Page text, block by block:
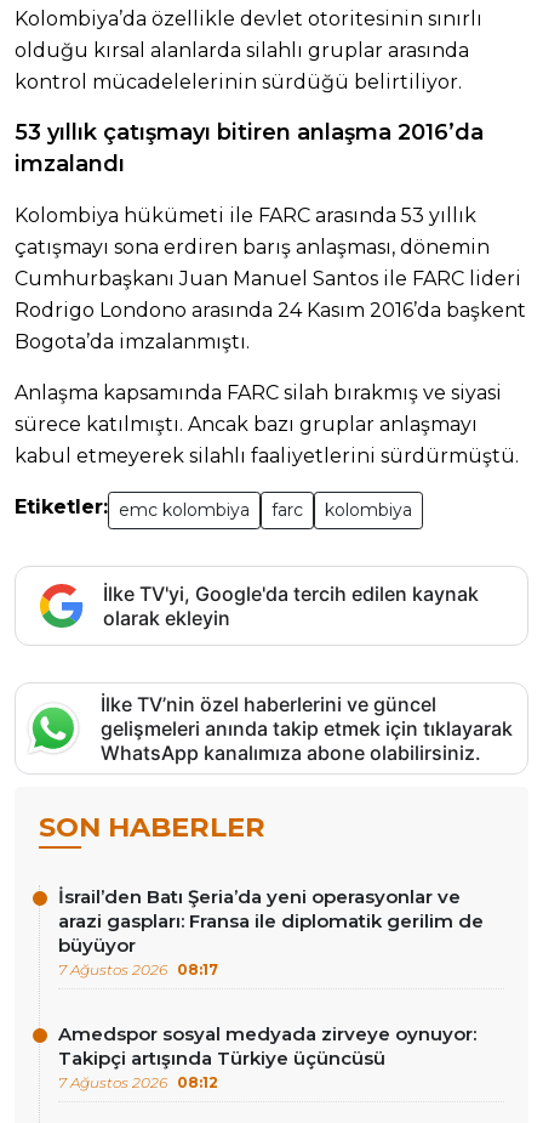
Kolombiya’da özellikle devlet otoritesinin sınırlı
olduğu kırsal alanlarda silahlı gruplar arasında
kontrol mücadelelerinin sürdüğü belirtiliyor.
53 yıllık çatışmayı bitiren anlaşma 2016’da
imzalandı
Kolombiya hükümeti ile FARC arasında 53 yıllık
çatışmayı sona erdiren barış anlaşması, dönemin
Cumhurbaşkanı Juan Manuel Santos ile FARC lideri
Rodrigo Londono arasında 24 Kasım 2016’da başkent
Bogota’da imzalanmıştı.
Anlaşma kapsamında FARC silah bırakmış ve siyasi
sürece katılmıştı. Ancak bazı gruplar anlaşmayı
kabul etmeyerek silahlı faaliyetlerini sürdürmüştü.
Etiketler: emc kolombiya farc kolombiya
İlke TV'yi, Google'da tercih edilen kaynak
olarak ekleyin
İlke TV’nin özel haberlerini ve güncel
gelişmeleri anında takip etmek için tıklayarak
WhatsApp kanalımıza abone olabilirsiniz.
SON HABERLER
İsrail’den Batı Şeria’da yeni operasyonlar ve
arazi gaspları: Fransa ile diplomatik gerilim de
büyüyor
7 Ağustos 2026 08:17
Amedspor sosyal medyada zirveye oynuyor:
Takipçi artışında Türkiye üçüncüsü
7 Ağustos 2026 08:12